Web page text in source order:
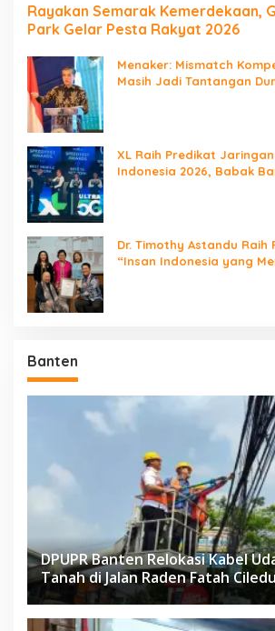
Rayakan Semarak Kemerdekaan,
Park Gelar Pesta Rakyat 2026
Menaker: Mismatch
Masih Jadi Tantangan
XL Raih Predikat
Indonesia 2026, Babak
Dr. Timothy Astandu Raih
“Insan Indonesia yang
Banten
DPUPR Banten Relokasi Kabel
Tanah di Jalan Raden Fatah